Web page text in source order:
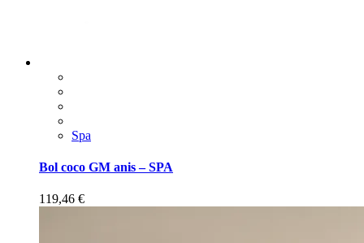
Spa
Bol coco GM anis – SPA
119,46 €